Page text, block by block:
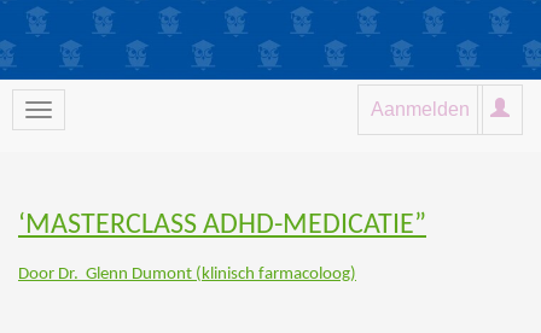
Aanmelden
‘MASTERCLASS ADHD-MEDICATIE”
Door Dr. Glenn Dumont (klinisch farmacoloog)